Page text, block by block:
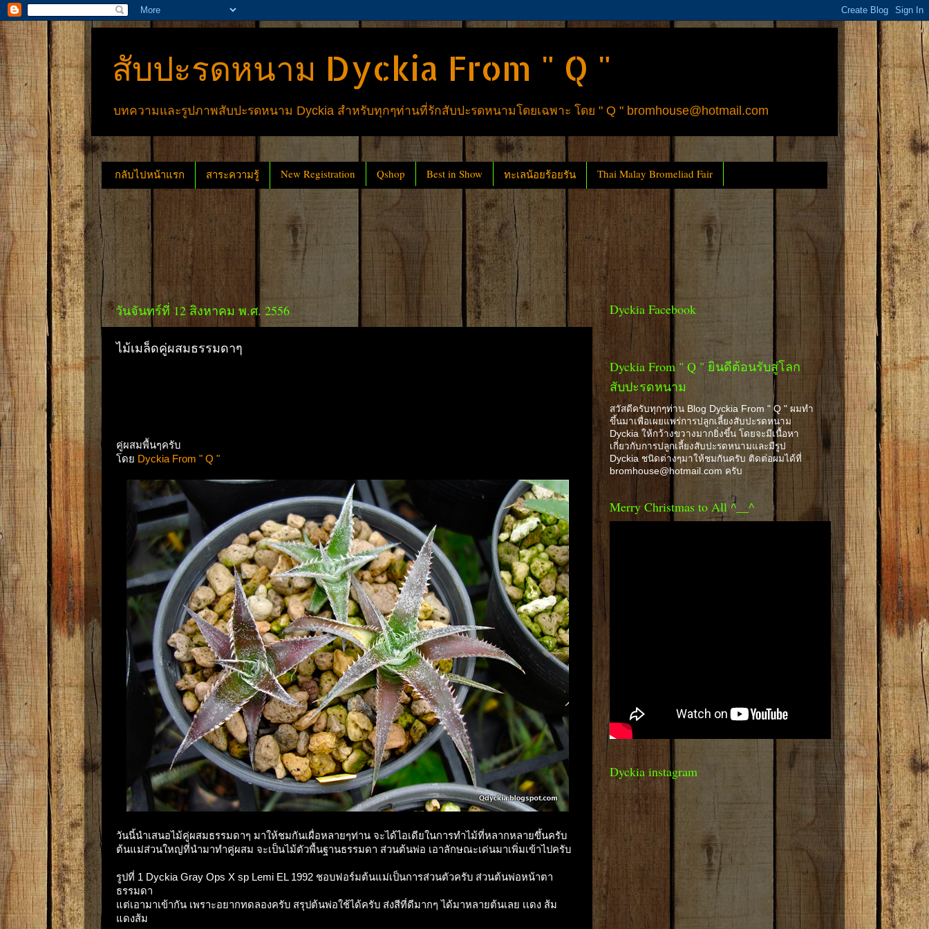
สับปะรดหนาม Dyckia From " Q "
บทความและรูปภาพสับปะรดหนาม Dyckia สำหรับทุกๆท่านที่รักสับปะรดหนามโดยเฉพาะ โดย " Q " bromhouse@hotmail.com
กลับไปหน้าแรก สาระความรู้ New Registration Qshop Best in Show ทะเลน้อยร้อยรัน Thai Malay Bromeliad Fair
วันจันทร์ที่ 12 สิงหาคม พ.ศ. 2556
ไม้เมล็ดคู่ผสมธรรมดาๆ
คู่ผสมพื้นๆครับ
โดย Dyckia From " Q "
วันนี้นำเสนอไม้คู่ผสมธรรมดาๆ มาให้ชมกันเผื่อหลายๆท่าน จะได้ไอเดียในการทำไม้ที่หลากหลายขึ้นครับ
ต้นแม่ส่วนใหญ่ที่นำมาทำคู่ผสม จะเป็นไม้ตัวพื้นฐานธรรมดา ส่วนต้นพ่อ เอาลักษณะเด่นมาเพิ่มเข้าไปครับ
รูปที่ 1 Dyckia Gray Ops X sp Lemi EL 1992 ชอบฟอร์มต้นแม่เป็นการส่วนตัวครับ ส่วนต้นพ่อหน้าตา
ธรรมดา
แต่เอามาเข้ากัน เพราะอยากทดลองครับ สรุปต้นพ่อใช้ได้ครับ ส่งสีที่ดีมากๆ ได้มาหลายต้นเลย เเดง ส้ม
แดงส้ม
Dyckia Facebook
Dyckia From " Q " ยินดีต้อนรับสู่โลก
สับปะรดหนาม
สวัสดีครับทุกๆท่าน Blog Dyckia From " Q " ผมทำ
ขึ้นมาเพื่อเผยแพร่การปลูกเลี้ยงสับปะรดหนาม
Dyckia ให้กว้างขวางมากยิ่งขึ้น โดยจะมีเนื้อหา
เกี่ยวกับการปลูกเลี้ยงสับปะรดหนามและมีรูป
Dyckia ชนิดต่างๆมาให้ชมกันครับ ติดต่อผมได้ที่
bromhouse@hotmail.com ครับ
Merry Christmas to All ^__^
Dyckia instagram